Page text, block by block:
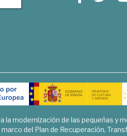
la modernización de las pequeñas y
del Plan de Recuperación,